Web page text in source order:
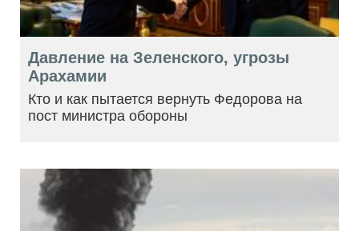
Давление на Зеленского, угрозы
Арахамии
Кто и как пытается вернуть Федорова на
пост министра обороны